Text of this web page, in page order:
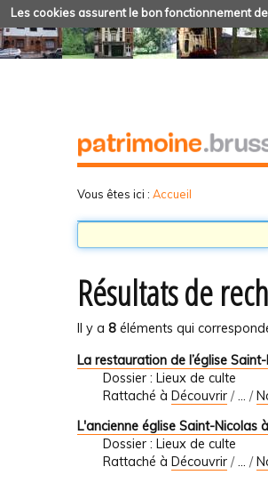
Les cookies assurent le bon fonctionnement
Vous êtes ici : Accueil
Résultats de
Il y a 8 éléments qui
La restauration de l’église
Dossier : Lieux de culte
Rattaché à Découvrir /… /
L'ancienne église Saint-Nicolas
Dossier : Lieux de culte
Rattaché à Découvrir /… /